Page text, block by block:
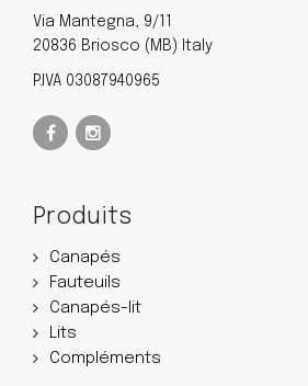
Via Mantegna, 9/11
20836 Briosco (MB) Italy
P.IVA 03087940965
Produits
Canapés
Fauteuils
Canapés-lit
Lits
Compléments